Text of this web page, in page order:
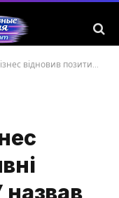
позитивні очікування: НБУ назвав причини
назвав